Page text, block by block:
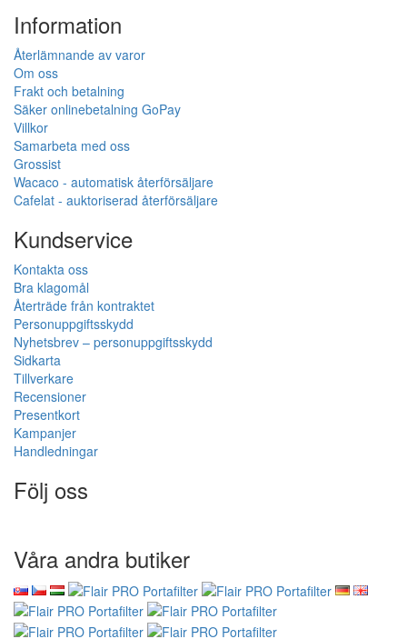
Information
Återlämnande av varor
Om oss
Frakt och betalning
Säker onlinebetalning GoPay
Villkor
Samarbeta med oss
Grossist
Wacaco - automatisk återförsäljare
Cafelat - auktoriserad återförsäljare
Kundservice
Kontakta oss
Bra klagomål
Återträde från kontraktet
Personuppgiftsskydd
Nyhetsbrev – personuppgiftsskydd
Sidkarta
Tillverkare
Recensioner
Presentkort
Kampanjer
Handledningar
Följ oss
Våra andra butiker